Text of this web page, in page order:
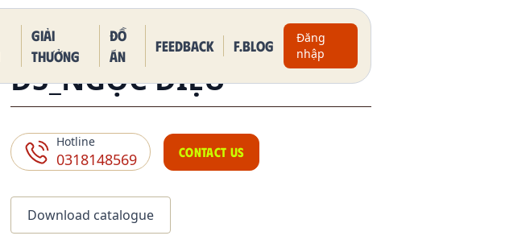
Giải
thưởng
Đồ
án
Feedback F.BLOG
Đăng
nhập
D5_NGỌC DIỆU
Hotline
0318148569 CONTACT US
Download catalogue